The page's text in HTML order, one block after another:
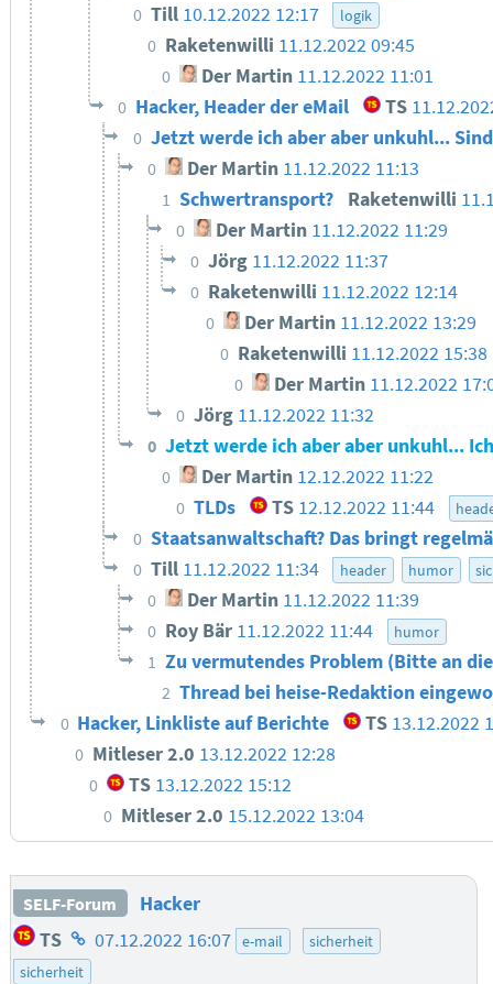
0 Till 10.12.2022 12:17 logik
0 Raketenwilli 11.12.2022 09:45
0 Der Martin 11.12.2022 11:01
0 Hacker, Header der eMail TS
0 Jetzt werde ich aber aber unkuhl...
0 Der Martin 11.12.2022 11:13
1 Schwertransport? Raketenwilli
0 Der Martin 11.12.2022 11:29
0 Jörg 11.12.2022 11:37
0 Raketenwilli 11.12.2022 12:14
0 Der Martin 11.12.2022 13:29
0 Raketenwilli 11.12.2022 15:38
0 Der Martin 11.12.2022
0 Jörg 11.12.2022 11:32
0 Jetzt werde ich aber aber unkuhl...
0 Der Martin 12.12.2022 11:22
0 TLDs TS 12.12.2022 11:44
0 Staatsanwaltschaft? Das bringt
0 Till 11.12.2022 11:34 header humor
0 Der Martin 11.12.2022 11:39
0 Roy Bär 11.12.2022 11:44 humor
1 Zu vermutendes Problem (Bitte an
2 Thread bei heise-Redaktion
0 Hacker, Linkliste auf Berichte TS 13.12.2022
0 Mitleser 2.0 13.12.2022 12:28
0 TS 13.12.2022 15:12
0 Mitleser 2.0 15.12.2022 13:04
SELF-Forum
Hacker
TS Homepage
des
07.12.2022 16:07 e-mail
sicherheit
sicherheit